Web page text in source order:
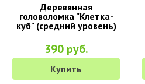
Деревянная
головоломка "Клетка-
куб" (средний уровень)
390 руб.
Купить